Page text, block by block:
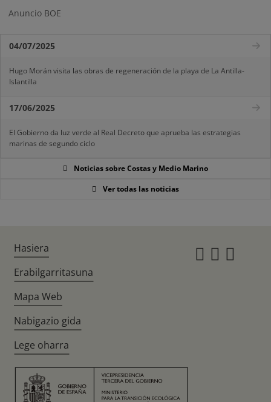
Anuncio BOE
04/07/2025
Hugo Morán visita las obras de regeneración de la playa de La Antilla-
Islantilla
17/06/2025
El Gobierno da luz verde al Real Decreto que aprueba las estrategias
marinas de segundo ciclo
Noticias sobre Costas y Medio Marino
Ver todas las noticias
Hasiera
Erabilgarritasuna
Mapa Web
Nabigazio gida
Lege oharra